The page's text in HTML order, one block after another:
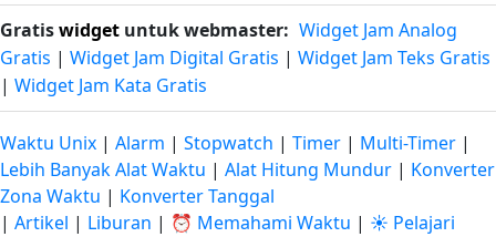
Gratiswidget untuk webmaster: Widget Jam Analog
Gratis | Widget Jam Digital Gratis | Widget Jam Teks Gratis
| Widget Jam Kata Gratis
Waktu Unix | Alarm | Stopwatch | Timer | Multi-Timer |
Lebih Banyak Alat Waktu | Alat Hitung Mundur | Konverter
Zona Waktu | Konverter Tanggal
| Artikel | Liburan | ⏰ Memahami Waktu | ☀️ Pelajari